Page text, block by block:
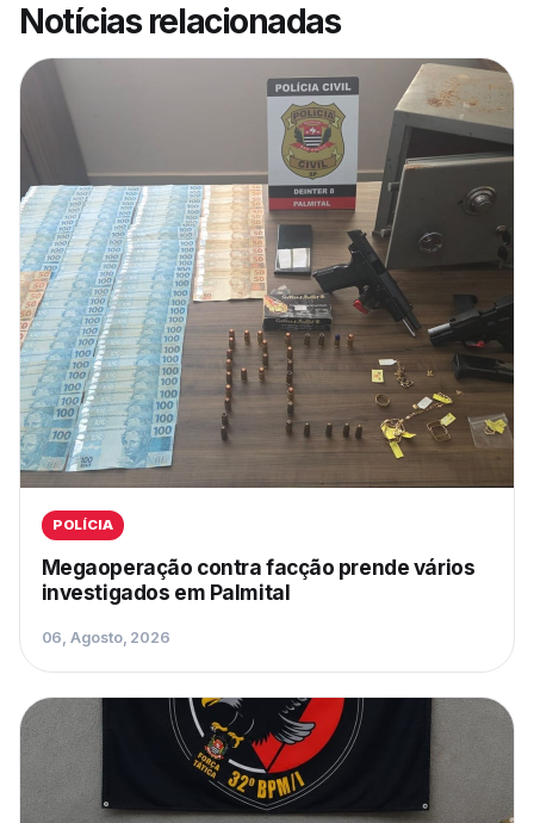
Notícias relacionadas
POLÍCIA
Megaoperação contra facção prende vários
investigados em Palmital
06, Agosto, 2026